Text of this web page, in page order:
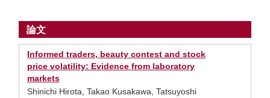
論文
Informed traders, beauty contest and stock
price volatility: Evidence from laboratory
markets
Shinichi Hirota, Takao Kusakawa, Tatsuyoshi